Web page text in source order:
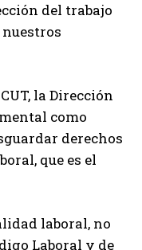
del trabajo
la Dirección
como
derechos
que es el
laboral, no
Laboral y de